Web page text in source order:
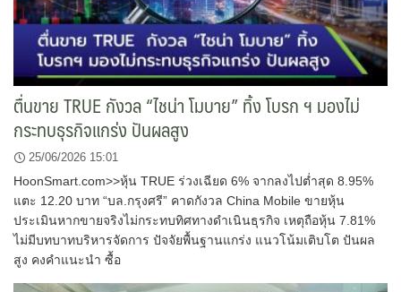
ตื่นขาย TRUE กังวล “ไชน่า โมบาย” ทิ้ง โบรก ฯ มองไม่
กระทบธุรกิจแกร่ง ปันผลสูง
25/06/2026 15:01
HoonSmart.com>>หุ้น TRUE ร่วงเฉียด 6% จากลงไปต่ำสุด 8.95%
แตะ 12.20 บาท “บล.กรุงศรี” คาดกังวล China Mobile ขายหุ้น
ประเมินหากขายจริงไม่กระทบทิศทางดำเนินธุรกิจ เหตุถือหุ้น 7.81%
ไม่มีบทบาทบริหารจัดการ ปัจจัยพื้นฐานแกร่ง แนวโน้มเติบโต ปันผล
สูง คงคำแนะนำ ซื้อ